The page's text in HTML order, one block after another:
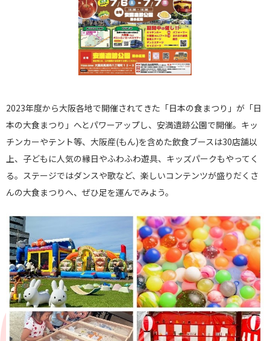
2023年度から大阪各地で開催されてきた「日本の食まつり」が「日
本の大食まつり」へとパワーアップし、安満遺跡公園で開催。キッ
チンカーやテント等、大阪産(もん)を含めた飲食ブースは30店舗以
上、子どもに人気の縁日やふわふわ遊具、キッズパークもやってく
る。ステージではダンスや歌など、楽しいコンテンツが盛りだくさ
んの大食まつりへ、ぜひ足を運んでみよう。